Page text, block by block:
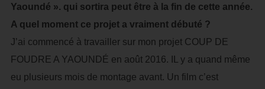
Yaoundé ». qui sortira peut être à la fin de cette année.
A quel moment ce projet a vraiment débuté ?
J’ai commencé à travailler sur mon projet COUP DE
FOUDRE A YAOUNDÉ en août 2016. IL y a quand même
eu plusieurs mois de montage avant. Un film c’est